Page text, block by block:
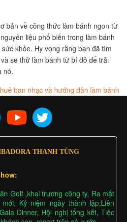
bản về công thức làm bánh ngon từ
liệu phổ biến trong làm bánh
khỏe. Hy vọng rằng bạn đã tìm
sẽ thử làm bánh từ bí đỏ để trải
nó.
ban nhạc và hướng dẫn làm bánh
THANH TÙNG
Golf ,khai trương công ty, Ra mắt
Kỷ niệm ngày thành lập,Liên
Dinner, Hội nghị tổng kết, Tiệc